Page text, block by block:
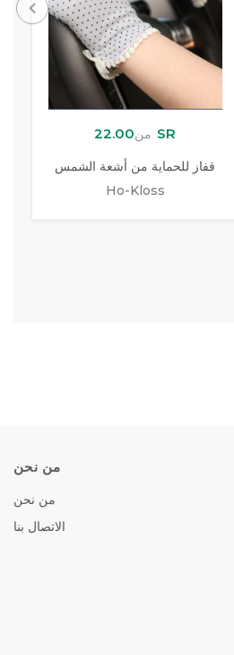
من 22.00 SR
قفاز للحماية من أشعة الشمس
Ho-Kloss
من نحن
من نحن
الاتصال بنا